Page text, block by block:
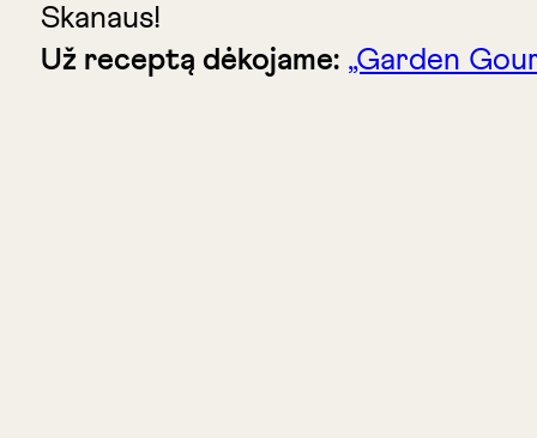
Skanaus!
Už receptą dėkojame: „Garden